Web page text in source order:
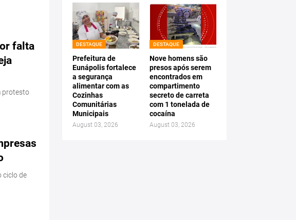
falta
protesto
ciclo de
DESTAQUE
Prefeitura de
Eunápolis fortalece
a segurança
alimentar com as
Cozinhas
Comunitárias
Municipais
August 03, 2026
DESTAQUE
Nove homens são
presos após serem
encontrados em
compartimento
secreto de carreta
com 1 tonelada de
cocaína
August 03, 2026